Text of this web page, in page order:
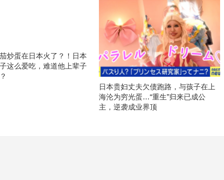
炒蛋在日本火了？！日本
这么爱吃，难道他上辈子
日本贵妇丈夫欠债跑路，与孩子在上
海沦为穷光蛋…“重生”归来已成公
主，逆袭成业界顶